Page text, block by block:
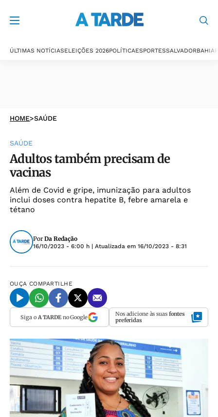
ÚLTIMAS NOTÍCIASELEIÇÕES 2026POLÍTICAESPORTESSALVADORBAHIA
HOME>SAÚDE
SAÚDE
Adultos também precisam de
vacinas
Além de Covid e gripe, imunização para adultos
inclui doses contra hepatite B, febre amarela e
tétano
Por Da Redação
16/10/2023 - 6:00 h | Atualizada em 16/10/2023 - 8:31
OUÇA COMPARTILHE
Siga o A TARDEno Google Nos adicione às suas fontes
preferidas